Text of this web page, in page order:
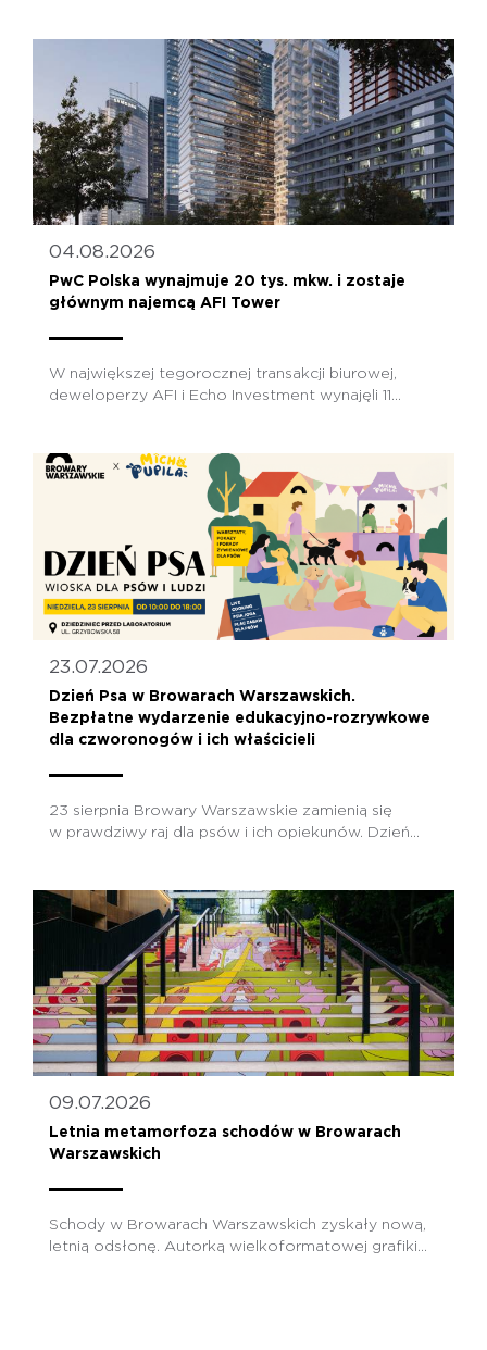
04.08.2026
PwC Polska wynajmuje 20 tys. mkw. i zostaje
głównym najemcą AFI Tower
W największej tegorocznej transakcji biurowej,
deweloperzy AFI i Echo Investment wynajęli 11...
23.07.2026
Dzień Psa w Browarach Warszawskich.
Bezpłatne wydarzenie edukacyjno-rozrywkowe
dla czworonogów i ich właścicieli
23 sierpnia Browary Warszawskie zamienią się
w prawdziwy raj dla psów i ich opiekunów. Dzień...
09.07.2026
Letnia metamorfoza schodów w Browarach
Warszawskich
Schody w Browarach Warszawskich zyskały nową,
letnią odsłonę. Autorką wielkoformatowej grafiki...